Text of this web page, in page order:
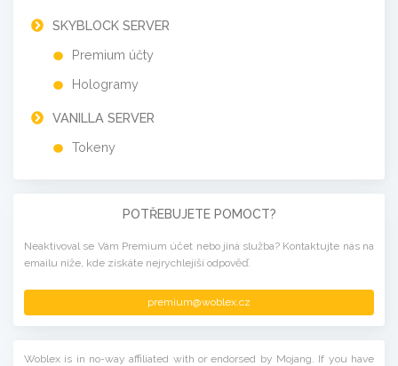
SKYBLOCK SERVER
Premium účty
Hologramy
VANILLA SERVER
Tokeny
POTŘEBUJETE POMOCT?
Neaktivoval se Vám Premium účet nebo jiná služba? Kontaktujte nás na
emailu níže, kde získáte nejrychlejíší odpověď.
premium@woblex.cz
Woblex is in no-way affiliated with or endorsed by Mojang. If you have